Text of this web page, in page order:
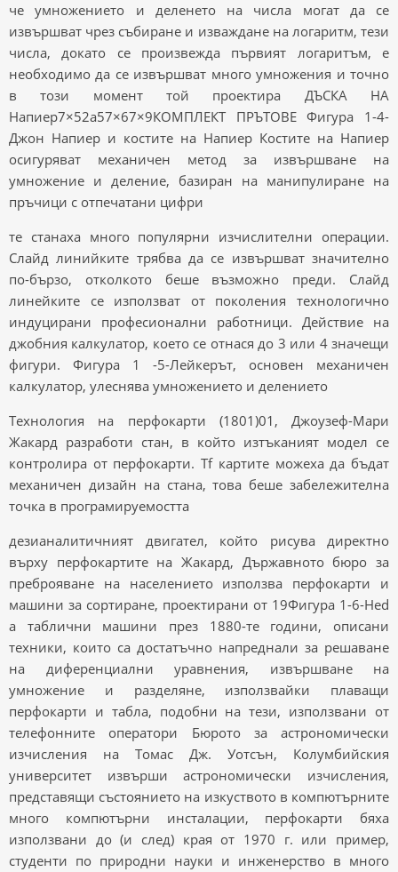
че умножението и деленето на числа могат да се
извършват чрез събиране и изваждане на логаритм, тези
числа, докато се произвежда първият логаритъм, е
необходимо да се извършват много умножения и точно
в този момент той проектира ДЪСКА НА
Напиер7×52a57×67×9КОМПЛЕКТ ПРЪТОВЕ Фигура 1-4-
Джон Напиер и костите на Напиер Костите на Напиер
осигуряват механичен метод за извършване на
умножение и деление, базиран на манипулиране на
пръчици с отпечатани цифри
те станаха много популярни изчислителни операции.
Слайд линийките трябва да се извършват значително
по-бързо, отколкото беше възможно преди. Слайд
линейките се използват от поколения технологично
индуцирани професионални работници. Действие на
джобния калкулатор, което се отнася до 3 или 4 значещи
фигури. Фигура 1 -5-Лейкерът, основен механичен
калкулатор, улеснява умножението и делението
Технология на перфокарти (1801)01, Джоузеф-Мари
Жакард разработи стан, в който изтъканият модел се
контролира от перфокарти. Tf картите можеха да бъдат
механичен дизайн на стана, това беше забележителна
точка в програмируемостта
дезианалитичният двигател, който рисува директно
върху перфокартите на Жакард, Държавното бюро за
преброяване на населението използва перфокарти и
машини за сортиране, проектирани от 19Фигура 1-6-Hed
a таблични машини през 1880-те години, описани
техники, които са достатъчно напреднали за решаване
на диференциални уравнения, извършване на
умножение и разделяне, използвайки плаващи
перфокарти и табла, подобни на тези, използвани от
телефонните оператори Бюрото за астрономически
изчисления на Томас Дж. Уотсън, Колумбийския
университет извърши астрономически изчисления,
представящи състоянието на изкуството в компютърните
много компютърни инсталации, перфокарти бяха
използвани до (и след) края от 1970 г. или пример,
студенти по природни науки и инженерство в много